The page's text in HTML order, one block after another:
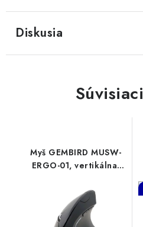
Diskusia
Myš GEMBIRD MUSW-
ERGO-01, vertikálna,
USB, čierna Gembird